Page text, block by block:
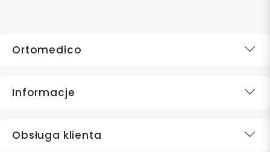
Ortomedico
Informacje
Obsługa klienta